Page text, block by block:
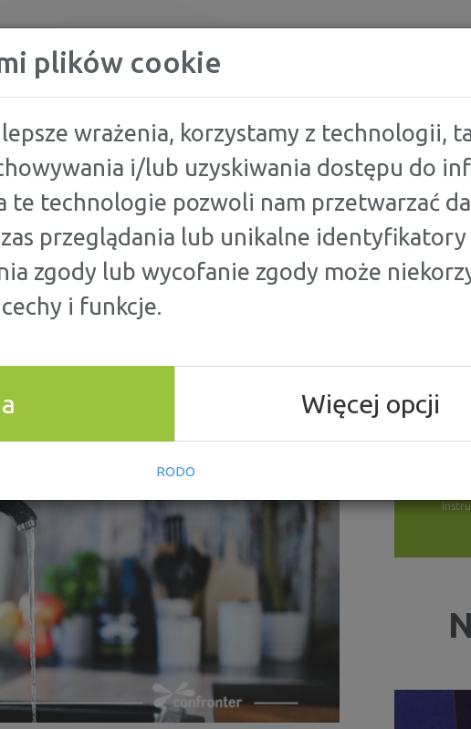
plików cookie
wrażenia, korzystamy z technologii,
i/lub uzyskiwania dostępu do
te technologie pozwoli nam przetwarzać
przeglądania lub unikalne identyfikatory
zgody lub wycofanie zgody może
i funkcje.
Więcej opcji
RODO
- JAK
wody. Jeśli jednak Twoje rachunki są
pokażną niedopłatą, wprowadź w swoje
wodę.